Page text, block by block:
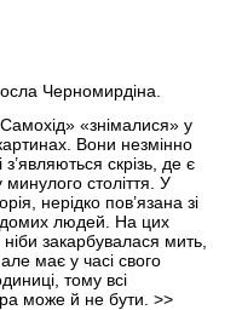
«знімалися» у
Вони незмінно
скрізь, де є
століття. У
нерідко пов’язана зі
людей. На цих
закарбувалася мить,
має у часі свого
тому всі
може й не бути. >>